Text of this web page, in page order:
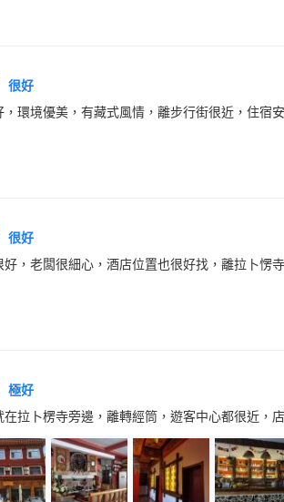
很好
，環境優美，有藏式風情，離步行街很近，住宿
很好
好，老闆很細心，酒店位置也很好找，離拉卜愣
極好
在拉卜楞寺旁邊，離轉經筒，遊客中心都很近，